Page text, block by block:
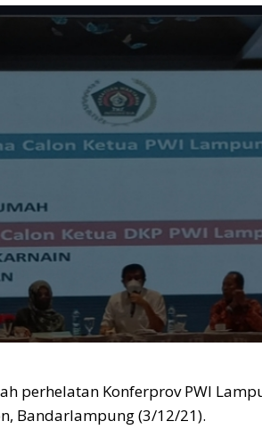
perhelatan Konferprov PWI
Bandarlampung (3/12/21).